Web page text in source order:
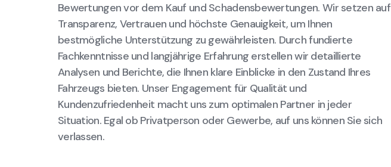
Bewertungen vor dem Kauf und Schadensbewertungen. Wir setzen auf
Transparenz, Vertrauen und höchste Genauigkeit, um Ihnen
bestmögliche Unterstützung zu gewährleisten. Durch fundierte
Fachkenntnisse und langjährige Erfahrung erstellen wir detaillierte
Analysen und Berichte, die Ihnen klare Einblicke in den Zustand Ihres
Fahrzeugs bieten. Unser Engagement für Qualität und
Kundenzufriedenheit macht uns zum optimalen Partner in jeder
Situation. Egal ob Privatperson oder Gewerbe, auf uns können Sie sich
verlassen.